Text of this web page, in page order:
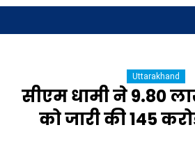
Uttarakhand
सीएम धामी ने 9.80
को जारी की ₹145